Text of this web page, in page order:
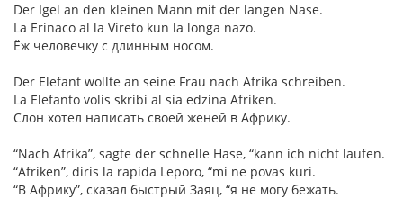
Der Igel an den kleinen Mann mit der langen Nase.
La Erinaco al la Vireto kun la longa nazo.
Ёж человечку с длинным носом.
Der Elefant wollte an seine Frau nach Afrika schreiben.
La Elefanto volis skribi al sia edzina Afriken.
Слон хотел написать своей женей в Африку.
“Nach Afrika”, sagte der schnelle Hase, “kann ich nicht laufen.
“Afriken”, diris la rapida Leporo, “mi ne povas kuri.
“В Африку”, сказал быстрый Заяц, “я не могу бежать.